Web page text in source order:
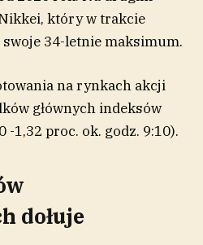
który w trakcie
swoje 34-letnie maksimum.
na rynkach akcji
głównych indeksów
-1,32 proc. ok. godz. 9:10).
dołuje